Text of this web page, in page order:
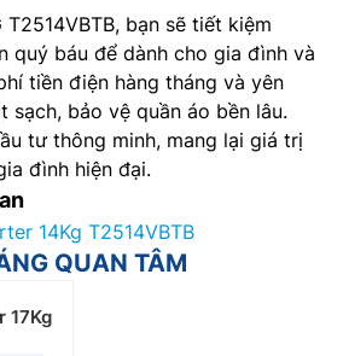
bạn sẽ tiết kiệm
quý báu để dành cho gia đình và
tiền điện hàng tháng và yên
sạch, bảo vệ quần áo bền lâu.
tư thông minh, mang lại giá trị
đình hiện đại.
14Kg T2514VBTB
QUAN TÂM
17Kg